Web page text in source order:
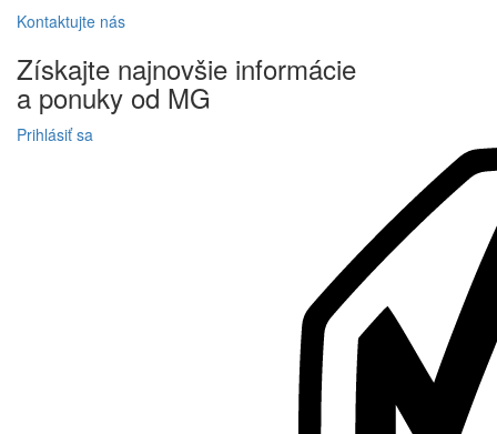
Kontaktujte nás
Získajte najnovšie informácie
a ponuky od MG
Prihlásiť sa